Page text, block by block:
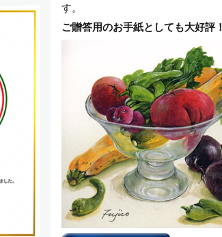
す。
ご贈答用のお手紙としても大好評！